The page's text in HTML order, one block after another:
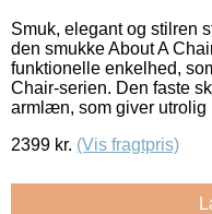
Smuk, elegant og stilren
den smukke About A
funktionelle enkelhed,
Chair-serien. Den faste
armlæn, som giver utrolig
2399 kr. (Vis fragtpris)